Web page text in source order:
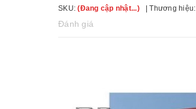
SKU:(Đang cập nhật...) Thương hiệu:
Đánh giá